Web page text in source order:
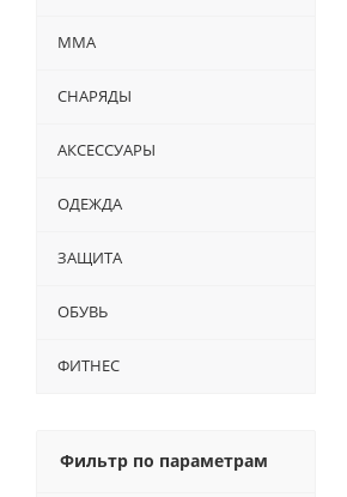
ММА
СНАРЯДЫ
АКСЕССУАРЫ
ОДЕЖДА
ЗАЩИТА
ОБУВЬ
ФИТНЕС
Фильтр по параметрам